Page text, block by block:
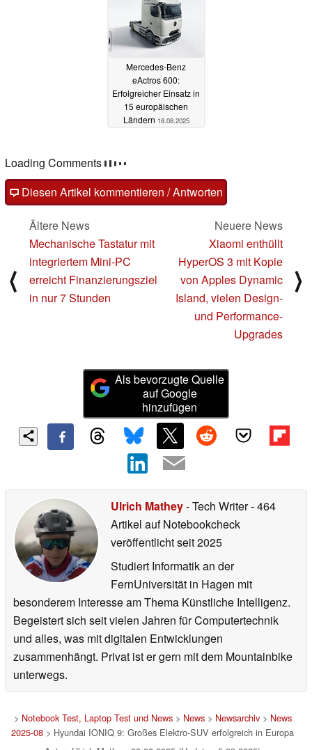
Mercedes-Benz
eActros 600:
Erfolgreicher Einsatz in
15 europäischen
Ländern 18.08.2025
Loading Comments
Diesen Artikel kommentieren / Antworten
⟨
Ältere News
Mechanische Tastatur mit
integriertem Mini-PC
erreicht Finanzierungsziel
in nur 7 Stunden
Neuere News
Xiaomi enthüllt
HyperOS 3 mit Kopie
von Apples Dynamic
Island, vielen Design-
und Performance-
Upgrades
⟩
Als bevorzugte Quelle
auf Google
hinzufügen
Ulrich Mathey- Tech Writer- 464
Artikel auf Notebookcheck
veröffentlichtseit 2025
Studiert Informatik an der
FernUniversität in Hagen mit
besonderem Interesse am Thema Künstliche Intelligenz.
Begeistert sich seit vielen Jahren für Computertechnik
und alles, was mit digitalen Entwicklungen
zusammenhängt. Privat ist er gern mit dem Mountainbike
unterwegs.
> Notebook Test, Laptop Test und News> News> Newsarchiv> News
2025-08 > Hyundai IONIQ 9: Großes Elektro-SUV erfolgreich in Europa